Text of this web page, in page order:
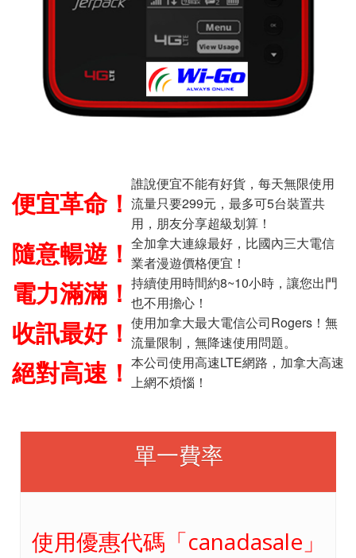
便宜革命！
誰說便宜不能有好貨，每天無限使用
流量只要299元，最多可5台裝置共
用，朋友分享超級划算！
隨意暢遊！ 全加拿大連線最好，比國內三大電信
業者漫遊價格便宜！
電力滿滿！ 持續使用時間約8~10小時，讓您出門
也不用擔心！
收訊最好！ 使用加拿大最大電信公司Rogers！無
流量限制，無降速使用問題。
絕對高速！ 本公司使用高速LTE網路，加拿大高速
上網不煩惱！
單一費率
使用優惠代碼「canadasale」